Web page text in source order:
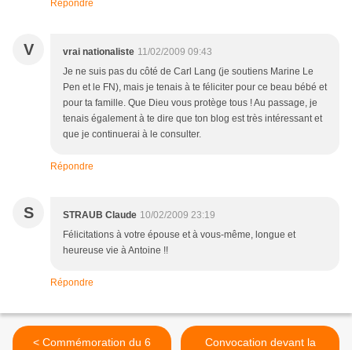
Répondre
V vrai nationaliste 11/02/2009 09:43
Je ne suis pas du côté de Carl Lang (je soutiens Marine Le
Pen et le FN), mais je tenais à te féliciter pour ce beau bébé et
pour ta famille. Que Dieu vous protège tous ! Au passage, je
tenais également à te dire que ton blog est très intéressant et
que je continuerai à le consulter.
Répondre
S STRAUB Claude 10/02/2009 23:19
Félicitations à votre épouse et à vous-même, longue et
heureuse vie à Antoine !!
Répondre
< Commémoration du 6
Convocation devant la